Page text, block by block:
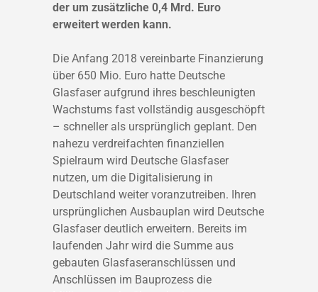
der um zusätzliche 0,4 Mrd. Euro
erweitert werden kann.
Die Anfang 2018 vereinbarte Finanzierung
über 650 Mio. Euro hatte Deutsche
Glasfaser aufgrund ihres beschleunigten
Wachstums fast vollständig ausgeschöpft
– schneller als ursprünglich geplant. Den
nahezu verdreifachten finanziellen
Spielraum wird Deutsche Glasfaser
nutzen, um die Digitalisierung in
Deutschland weiter voranzutreiben. Ihren
ursprünglichen Ausbauplan wird Deutsche
Glasfaser deutlich erweitern. Bereits im
laufenden Jahr wird die Summe aus
gebauten Glasfaseranschlüssen und
Anschlüssen im Bauprozess die